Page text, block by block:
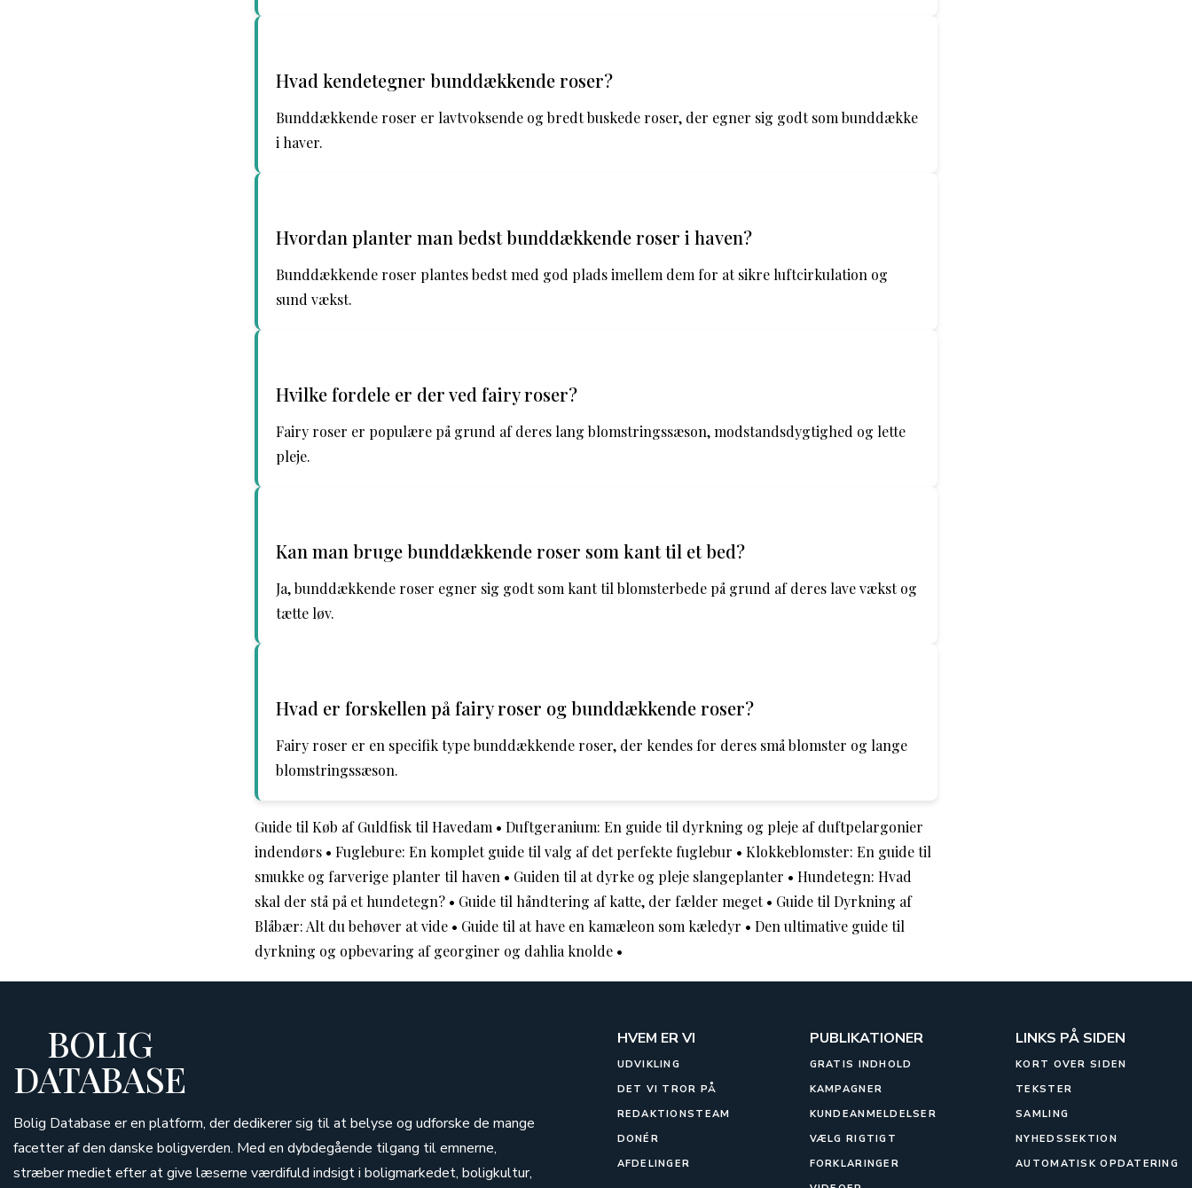
Hvad kendetegner bunddækkende roser?
Bunddækkende roser er lavtvoksende og bredt buskede roser, der egner sig godt som bunddække
i haver.
Hvordan planter man bedst bunddækkende roser i haven?
Bunddækkende roser plantes bedst med god plads imellem dem for at sikre luftcirkulation og
sund vækst.
Hvilke fordele er der ved fairy roser?
Fairy roser er populære på grund af deres lang blomstringssæson, modstandsdygtighed og lette
pleje.
Kan man bruge bunddækkende roser som kant til et bed?
Ja, bunddækkende roser egner sig godt som kant til blomsterbede på grund af deres lave vækst og
tætte løv.
Hvad er forskellen på fairy roser og bunddækkende roser?
Fairy roser er en specifik type bunddækkende roser, der kendes for deres små blomster og lange
blomstringssæson.
Guide til Køb af Guldfisk til Havedam • Duftgeranium: En guide til dyrkning og pleje af duftpelargonier
indendørs • Fuglebure: En komplet guide til valg af det perfekte fuglebur • Klokkeblomster: En guide til
smukke og farverige planter til haven • Guiden til at dyrke og pleje slangeplanter • Hundetegn: Hvad
skal der stå på et hundetegn? • Guide til håndtering af katte, der fælder meget• Guide til Dyrkning af
Blåbær: Alt du behøver at vide • Guide til at have en kamæleon som kæledyr • Den ultimative guide til
dyrkning og opbevaring af georginer og dahlia knolde •
BOLIG
DATABASE
Bolig Database er en platform, der dedikerer sig til at belyse og udforske de mange
facetter af den danske boligverden. Med en dybdegående tilgang til emnerne,
stræber mediet efter at give læserne værdifuld indsigt i boligmarkedet, boligkultur,
HVEM ER VI
UDVIKLING
DET VI TROR PÅ
REDAKTIONSTEAM
DONÉR
AFDELINGER
PUBLIKATIONER
GRATIS INDHOLD
KAMPAGNER
KUNDEANMELDELSER
VÆLG RIGTIGT
FORKLARINGER
LINKS PÅ SIDEN
KORT OVER SIDEN
TEKSTER
SAMLING
NYHEDSSEKTION
AUTOMATISK OPDATERING